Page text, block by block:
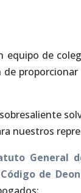
equipo de
nuestros
General
Código de